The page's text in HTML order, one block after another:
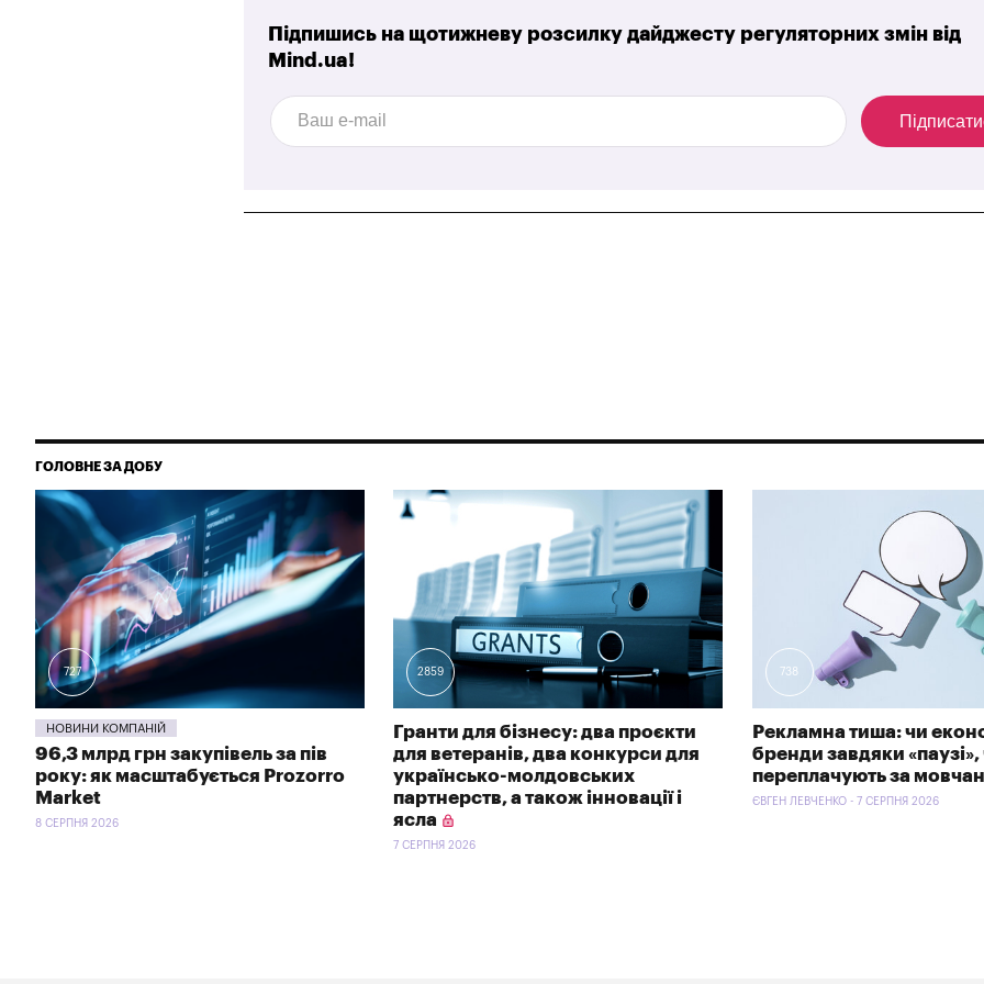
Підпишись на щотижневу розсилку дайджесту регуляторних змін від
Mind.ua!
ГОЛОВНЕ ЗА ДОБУ
727
НОВИНИ КОМПАНІЙ
96,3 млрд грн закупівель за пів
року: як масштабується Prozorro
Market
8 СЕРПНЯ 2026
2859
Гранти для бізнесу: два проєкти
для ветеранів, два конкурси для
українсько-молдовських
партнерств, а також інновації і
ясла
7 СЕРПНЯ 2026
738
Рекламна тиша: чи
бренди завдяки «паузі»,
переплачують за
ЄВГЕН ЛЕВЧЕНКО - 7 СЕРПНЯ 2026